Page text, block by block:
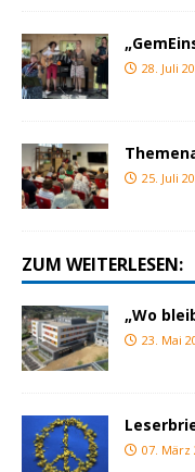
28. Juli
25. Juli
ZUM WEITERLESEN:
„Wo
23. Mai
07. März